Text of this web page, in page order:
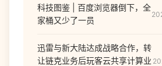
科技图鉴 | 百度浏览器倒下，全
家桶又少了一员
迅雷与新大陆达成战略合作，转
让链克业务后玩客云共享计算业